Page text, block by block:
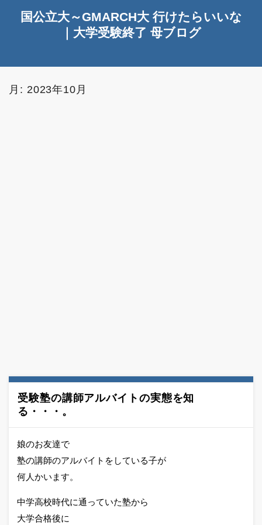
国公立大～GMARCH大 行けたらいいな
｜大学受験終了 母ブログ
月: 2023年10月
受験塾の講師アルバイトの実態を知
る・・・。
娘のお友達で
塾の講師のアルバイトをしている子が
何人かいます。
中学高校時代に通っていた塾から
大学合格後に